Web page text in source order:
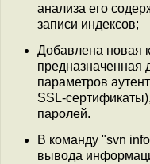
анализа его
записи индексов;
Добавлена новая
предназначенная
параметров
SSL-
паролей.
В команду "svn
вывода